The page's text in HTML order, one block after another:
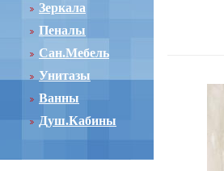
Зеркала
Пеналы
Сан.Мебель
Унитазы
Ванны
Душ.Кабины